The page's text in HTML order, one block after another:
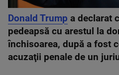
Donald Trump a declarat
pedeapsă cu arestul la
închisoarea, după a fost
acuzaţii penale de un